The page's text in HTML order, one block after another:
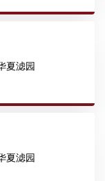
夏滤园
夏滤园